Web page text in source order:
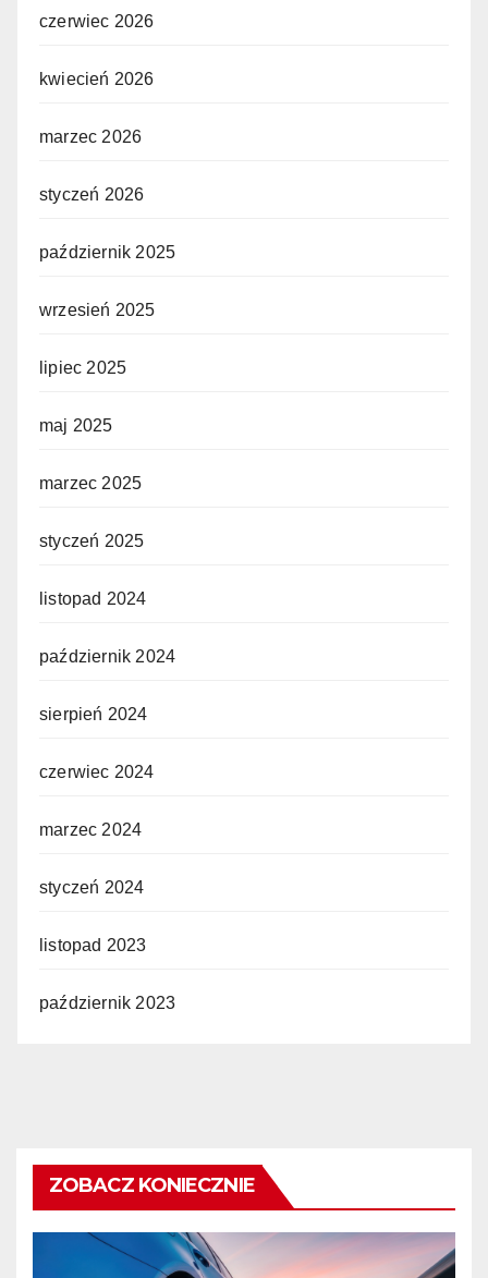
czerwiec 2026
kwiecień 2026
marzec 2026
styczeń 2026
październik 2025
wrzesień 2025
lipiec 2025
maj 2025
marzec 2025
styczeń 2025
listopad 2024
październik 2024
sierpień 2024
czerwiec 2024
marzec 2024
styczeń 2024
listopad 2023
październik 2023
ZOBACZ KONIECZNIE